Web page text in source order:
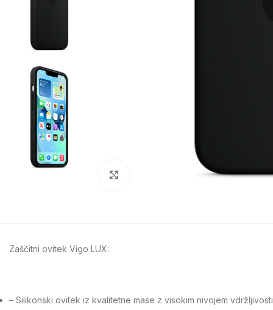
Kliknite za povečavo
Zaščitni ovitek Vigo LUX:
– Silikonski ovitek iz kvalitetne mase z visokim nivojem vdržljivosti